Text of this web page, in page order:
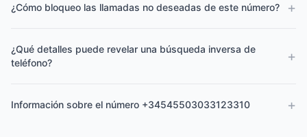
¿Cómo bloqueo las llamadas no deseadas de este número? +
¿Qué detalles puede revelar una búsqueda inversa de
teléfono?
+
Información sobre el número +34545503033123310 +